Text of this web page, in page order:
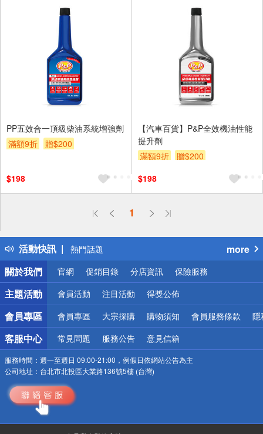
PP五效合一頂級柴油系統增強劑
滿額9折
贈$200
$198
【汽車百貨】P&P全效機油性能
提升劑
滿額9折
贈$200
$198
1
活動快訊
偏遠地區配送
得獎公告
熱門話題
銀行優惠
偏遠地區配送
詐騙網頁！請小心！
more
關於我們
官網 促銷目錄 分店資訊 保險服務
主題活動 會員活動 注目活動 得獎公佈
會員專區 會員專區 大宗採購 購物須知 會員服務條款 隱
客服中心 常見問題 服務公告 意見信箱
服務時間： 週一至週日 09:00-21:00，例假日依網站公告為主
公司地址： 台北市北投區大業路136號5樓 (台灣)